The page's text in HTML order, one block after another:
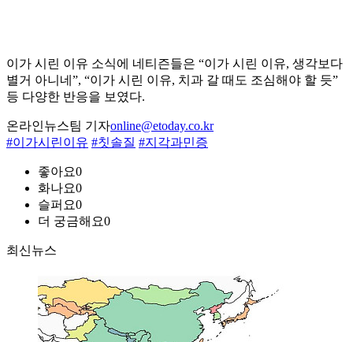
이가 시린 이유 소식에 네티즌들은 “이가 시린 이유, 생각보다
별거 아니네”, “이가 시린 이유, 치과 갈 때도 조심해야 할 듯”
등 다양한 반응을 보였다.
온라인뉴스팀 기자online@etoday.co.kr
#이가시린이유 #칫솔질 #지각과민증
좋아요0
화나요0
슬퍼요0
더 궁금해요0
최신뉴스